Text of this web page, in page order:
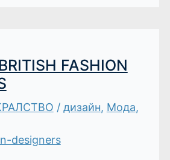
FASHION
/ дизайн, Мода,